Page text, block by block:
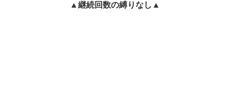
▲継続回数の縛りなし▲